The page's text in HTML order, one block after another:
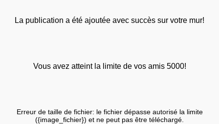
La publication a été ajoutée avec succès sur votre mur!
Vous avez atteint la limite de vos amis 5000!
Erreur de taille de fichier: le fichier dépasse autorisé la limite
({image_fichier}) et ne peut pas être téléchargé.